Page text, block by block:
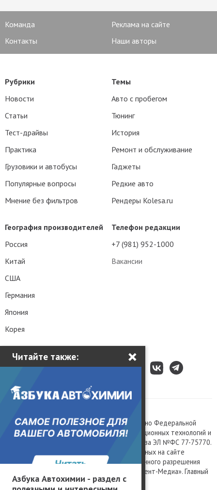
Читайте также: ×
Азбука Автохимии - раздел с
Команда
Реклама на сайте
Контакты
Наши авторы
Телефон редакции
+7 (981) 952-1000
Вакансии
Рубрики
Новости
Статьи
Тест-драйвы
Практика
Грузовики и автобусы
Популярные вопросы
Мнение без фильтров
Темы
Авто с пробегом
Тюнинг
История
Ремонт и обслуживание
Гаджеты
Редкие авто
Рендеры Kolesa.ru
География производителей
Россия
Китай
США
Германия
Япония
Корея
Сетевое издание «Kolesa.ru», зарегистрировано Федеральной
службой по надзору в сфере связи, информационных технологий и
массовых коммуникаций, номер свидетельства ЭЛ №ФС 77-75770.
Любое использование материалов, размещенных на сайте
www.kolesa.ru, допускается только с письменного разрешения
правообладателя. Учредитель ООО «Президент-Медиа». Главный
редактор Баландин М.А. 0+